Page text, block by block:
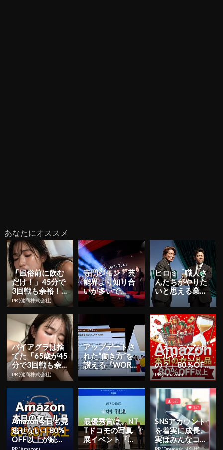
あなたにオススメ
「風俗前に飲む
だけ！」45分で
3回戦も余裕！9
80円で朝まで絶
好調
PR(健商株式会社)
寺門ジモン「芸
能界より知り合
いが多いで
す」、監督作品
べ...
ヒロミ「職人さ
んたちがやりた
いと思える業界
になってほし
い」 日々奮闘す
る“職人さ...
バイアグラは捨
てた「65歳が45
分で3回戦も余
裕」1日31円で
朝まで絶好調！
PR(健商株式会社)
アップデートさ
れた“働き方”を
讃える『WORK
DESIGN AWAR
「え、こんなセ
ールやってた
の？」80％OFF
以上が続々登
場！Amazonの本
気が...
PR(Amazon)
Amazon今日も見
逃せない！80%
OFF以上が続々
登場
PR(Amazon)
最優秀賞は、NT
Tドコモの写真
展イベント『ば
くモレ展』が受
SNSアカウント
を着実に成長。
実はみんなココ
使ってます。
PR(Dreaw合同会社)